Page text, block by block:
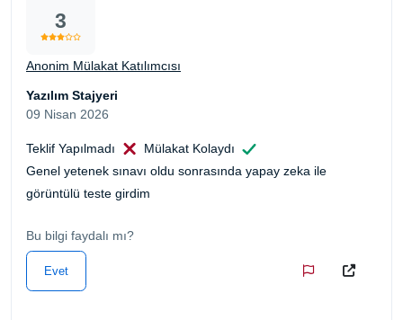
3
Anonim Mülakat Katılımcısı
Yazılım Stajyeri
09 Nisan 2026
Teklif Yapılmadı
Mülakat Kolaydı
Genel yetenek sınavı oldu sonrasında yapay zeka ile
görüntülü teste girdim
Bu bilgi faydalı mı?
Evet